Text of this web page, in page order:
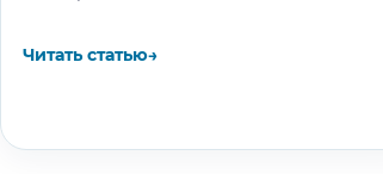
Читать статью→